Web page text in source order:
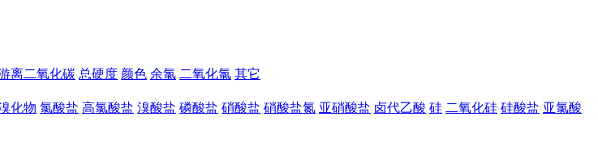
离二氧化碳 总硬度 颜色 余氯 二氧化氯 其它
化物 氯酸盐 高氯酸盐 溴酸盐 磷酸盐 硝酸盐 硝酸盐氮 亚硝酸盐 卤代乙酸 硅 二氧化硅 硅酸盐 亚氯酸